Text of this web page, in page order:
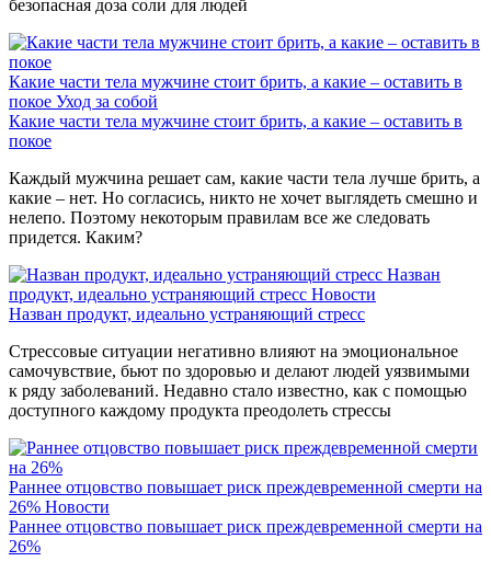
безопасная доза соли для людей
Какие части тела мужчине стоит брить, а какие – оставить в
покое Уход за собой
Какие части тела мужчине стоит брить, а какие – оставить в
покое
Каждый мужчина решает сам, какие части тела лучше брить, а
какие – нет. Но согласись, никто не хочет выглядеть смешно и
нелепо. Поэтому некоторым правилам все же следовать
придется. Каким?
Назван
продукт, идеально устраняющий стресс Новости
Назван продукт, идеально устраняющий стресс
Стрессовые ситуации негативно влияют на эмоциональное
самочувствие, бьют по здоровью и делают людей уязвимыми
к ряду заболеваний. Недавно стало известно, как с помощью
доступного каждому продукта преодолеть стрессы
Раннее отцовство повышает риск преждевременной смерти на
26% Новости
Раннее отцовство повышает риск преждевременной смерти на
26%